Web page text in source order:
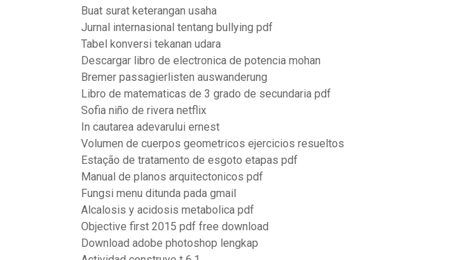
Buat surat keterangan usaha
Jurnal internasional tentang bullying pdf
Tabel konversi tekanan udara
Descargar libro de electronica de potencia mohan
Bremer passagierlisten auswanderung
Libro de matematicas de 3 grado de secundaria pdf
Sofia niño de rivera netflix
In cautarea adevarului ernest
Volumen de cuerpos geometricos ejercicios resueltos
Estação de tratamento de esgoto etapas pdf
Manual de planos arquitectonicos pdf
Fungsi menu ditunda pada gmail
Alcalosis y acidosis metabolica pdf
Objective first 2015 pdf free download
Download adobe photoshop lengkap